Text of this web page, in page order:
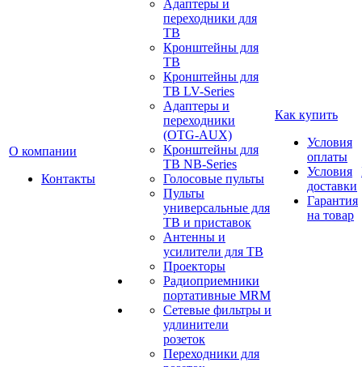
О компании
Контакты
Адаптеры и
переходники для
ТВ
Кронштейны для
ТВ
Кронштейны для
ТВ LV-Series
Адаптеры и
переходники
(OTG-AUX)
Кронштейны для
ТВ NB-Series
Голосовые пульты
Пульты
универсальные для
ТВ и приставок
Антенны и
усилители для ТВ
Проекторы
Радиоприемники
портативные MRM
Сетевые фильтры и
удлинители
розеток
Переходники для
Как купить
Условия
оплаты
Условия
доставки
Гарантия
на товар